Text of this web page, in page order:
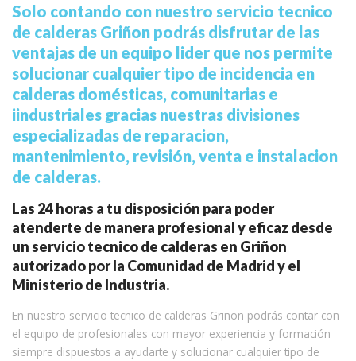
Solo contando con nuestro servicio tecnico
de calderas Griñon podrás disfrutar de las
ventajas de un equipo lider que nos permite
solucionar cualquier tipo de incidencia en
calderas domésticas, comunitarias e
iindustriales gracias nuestras divisiones
especializadas de reparacion,
mantenimiento, revisión, venta e instalacion
de calderas.
Las 24 horas a tu disposición para poder
atenderte de manera profesional y eficaz desde
un servicio tecnico de calderas en Griñon
autorizado por la Comunidad de Madrid y el
Ministerio de Industria.
En nuestro servicio tecnico de calderas Griñon podrás contar con
el equipo de profesionales con mayor experiencia y formación
siempre dispuestos a ayudarte y solucionar cualquier tipo de